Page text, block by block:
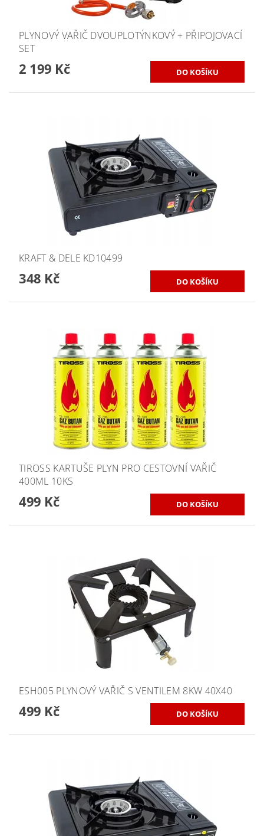
PLYNOVÝ VAŘIČ DVOUPLOTÝNKOVÝ + PŘIPOJOVACÍ
SET
2 199 Kč
KRAFT & DELE KD10499
348 Kč
TIROSS KARTUŠE PLYN PRO CESTOVNÍ VAŘIČ
400ML 10KS
499 Kč
ESH005 PLYNOVÝ VAŘIČ S VENTILEM 8KW 40X40
499 Kč